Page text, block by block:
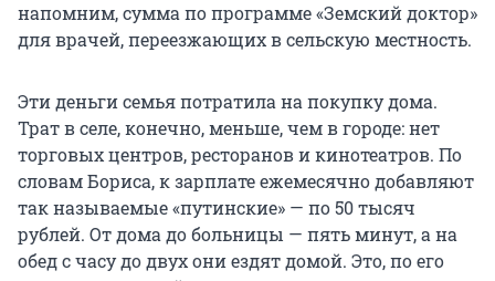
напомним, сумма по программе «Земский доктор»
для врачей, переезжающих в сельскую местность.
Эти деньги семья потратила на покупку дома.
Трат в селе, конечно, меньше, чем в городе: нет
торговых центров, ресторанов и кинотеатров. По
словам Бориса, к зарплате ежемесячно добавляют
так называемые «путинские» — по 50 тысяч
рублей. От дома до больницы — пять минут, а на
обед с часу до двух они ездят домой. Это, по его